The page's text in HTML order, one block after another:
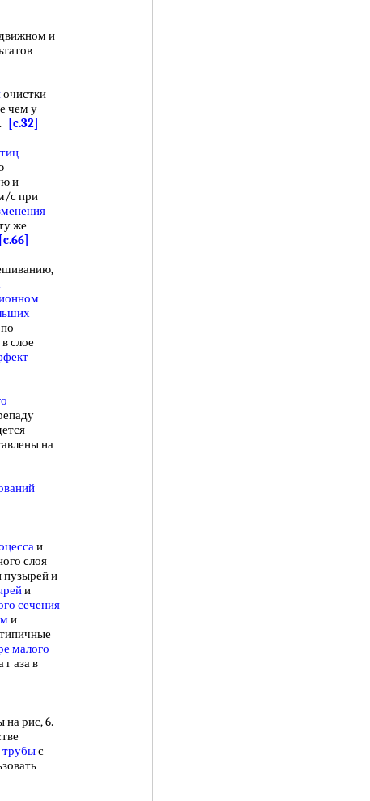
и
очистки
чем у
[c.32]
и
с при
же
[c.66]
слое
на
и
слоя
пузырей и
и
сечения
и
малого
г аза в
на рис, 6.
трубыс